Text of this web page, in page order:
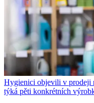
Hygienici objevili v prodeji
týká pěti konkrétních